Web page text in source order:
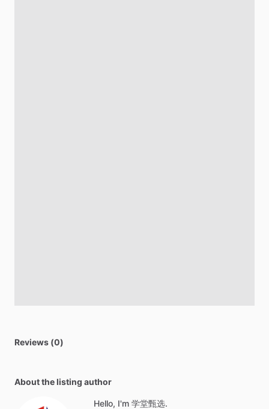
Reviews (0)
About the listing author
Hello, I'm 学堂甄选.